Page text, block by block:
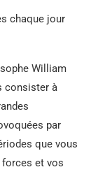
chaque jour
William
consister à
par
que vous
forces et vos